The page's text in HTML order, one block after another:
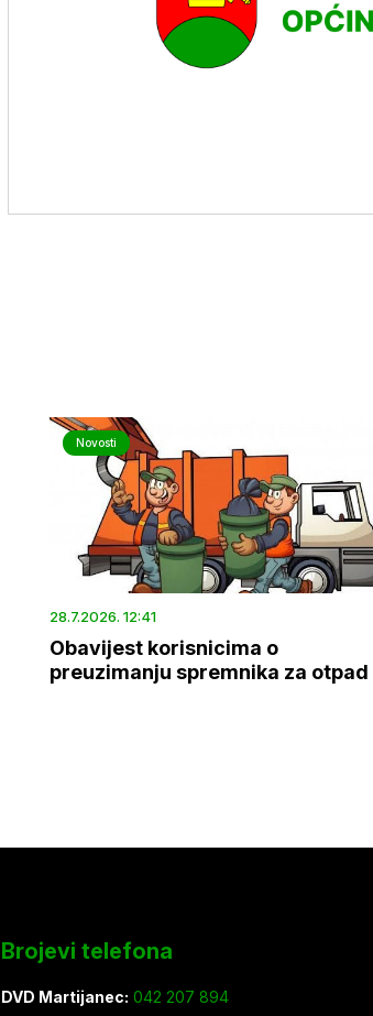
Novosti
28.7.2026. 12:41
Obavijest korisnicima o
preuzimanju spremnika za otpad
Brojevi telefona
DVD Martijanec: 042 207 894